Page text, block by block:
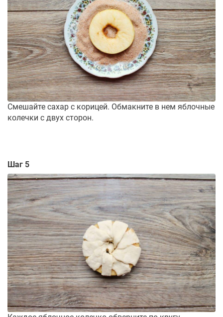
Смешайте сахар с корицей. Обмакните в нем яблочные
колечки с двух сторон.
Шаг 5